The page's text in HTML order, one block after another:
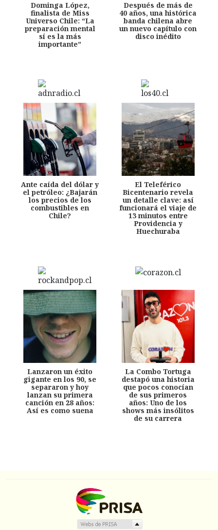
Dominga López,
finalista de Miss
Universo Chile: “La
preparación mental
sí es la más
importante”
Después de más de
40 años, una histórica
banda chilena abre
un nuevo capítulo con
disco inédito
Ante caída del dólar y
el petróleo: ¿Bajarán
los precios de los
combustibles en
Chile?
El Teleférico
Bicentenario revela
un detalle clave: así
funcionará el viaje de
13 minutos entre
Providencia y
Huechuraba
Lanzaron un éxito
gigante en los 90, se
separaron y hoy
lanzan su primera
canción en 28 años:
Así es como suena
La Combo Tortuga
destapó una historia
que pocos conocían
de sus primeros
años: Uno de los
shows más insólitos
de su carrera